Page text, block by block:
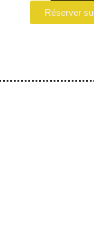
Réserver